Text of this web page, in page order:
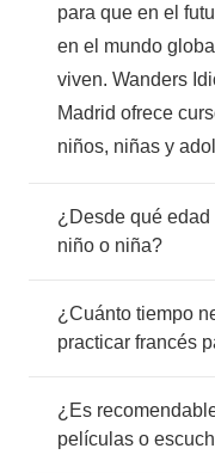
para que en el
en el mundo
viven. Wanders
Madrid ofrece
niños, niñas y
¿Desde qué
niño o niña?
¿Cuánto tiempo
practicar francés
¿Es
películas o